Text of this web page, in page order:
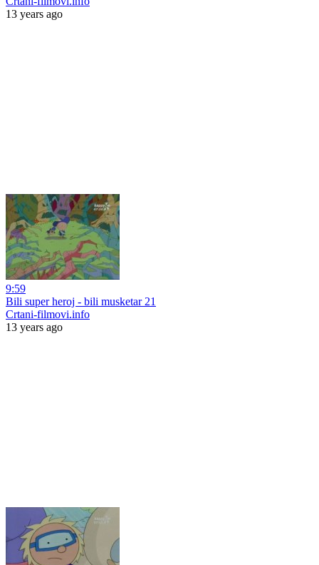
13 years ago
9:59
Bili super heroj - bili musketar 21
Crtani-filmovi.info
13 years ago